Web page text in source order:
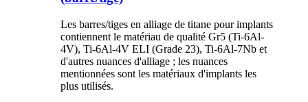
Les barres/tiges en alliage de titane pour implants
contiennent le matériau de qualité Gr5 (Ti-6Al-
4V), Ti-6Al-4V ELI (Grade 23), Ti-6Al-7Nb et
d'autres nuances d'alliage ; les nuances
mentionnées sont les matériaux d'implants les
plus utilisés.